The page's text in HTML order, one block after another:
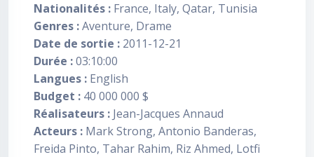
Nationalités : France, Italy, Qatar, Tunisia
Genres :Aventure, Drame
Date de sortie : 2011-12-21
Durée :03:10:00
Langues : English
Budget : 40 000 000 $
Réalisateurs : Jean-Jacques Annaud
Acteurs : Mark Strong, Antonio Banderas,
Freida Pinto, Tahar Rahim, Riz Ahmed, Lotfi